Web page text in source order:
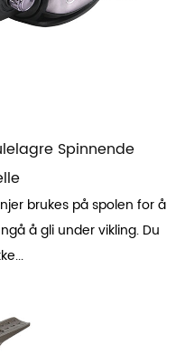
Spinnende
brukes på spolen for å
å gli under vikling. Du